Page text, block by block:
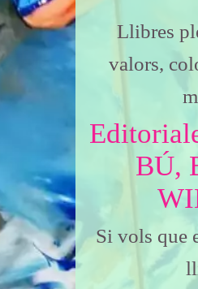
Llibres
valors,
BÚ,
Si vols que